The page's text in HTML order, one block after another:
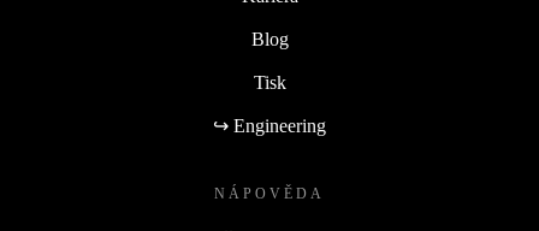
Blog
Tisk
↪ Engineering
NÁPOVĚDA